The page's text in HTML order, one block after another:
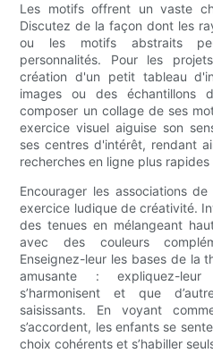
Les motifs offrent un vaste
Discutez de la façon dont les
ou les motifs abstraits
personnalités. Pour les
création d'un petit tableau
images ou des échantillons
composer un collage de ses
exercice visuel aiguise son
ses centres d'intérêt, rendant
recherches en ligne plus
Encourager les associations
exercice ludique de créativité.
des tenues en mélangeant
avec des couleurs
Enseignez-leur les bases de la
amusante : expliquez-
s’harmonisent et que
saisissants. En voyant
s’accordent, les enfants se
choix cohérents et s’habiller